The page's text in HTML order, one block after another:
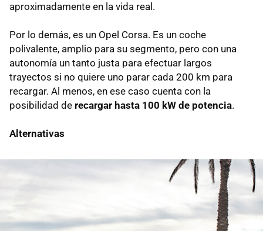
aproximadamente en la vida real.
Por lo demás, es un Opel Corsa. Es un coche
polivalente, amplio para su segmento, pero con una
autonomía un tanto justa para efectuar largos
trayectos si no quiere uno parar cada 200 km para
recargar. Al menos, en ese caso cuenta con la
posibilidad de recargar hasta 100 kW de potencia.
Alternativas